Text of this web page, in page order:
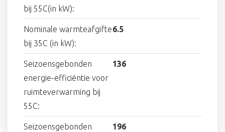
bij 55C(in kW):
Nominale warmteafgifte
bij 35C (in kW):
6.5
Seizoensgebonden
energie-efficiëntie voor
ruimteverwarming bij
55C:
136
Seizoensgebonden
196